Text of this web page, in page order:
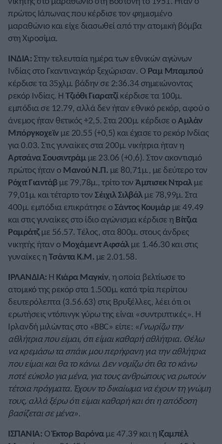
πρώτος Ιάπωνας που κέρδισε τον φημισμένο
μαραθώνιο και είχε διασωθεί από την ατομική βόμβα
στη Χιροσίμα.
ΙΝΔΙΑ:Στην τελευταία ημέρα των εθνικών αγώνων
Ινδίας στο Γκαντιναγκάρ ξεχώρισαν. Ο Ραμ Μπαμπού
κέρδισε τα 35χλμ. βάδην σε 2:36.34 σημειώνοντας
ρεκόρ Ινδίας. ΗΤζιόθι Γιαρατζίκέρδισε τα 100μ.
εμπόδια σε 12.79, αλλά δεν ήταν εθνικό ρεκόρ, αφού ο
άνεμος ήταν θετικός +2,5. Στα 200μ. κέρδισε οΑμλάν
Μπόργκοχεϊνμε 20.55 (+0,5) και έχασε το ρεκόρ Ινδίας
για 0.03. Στις γυναίκες στα 200μ. νικήτρια ήταν η
Αρτσάνα Σουσιντράμμε 23.06 (+0,6). Στον ακοντισμό
πρώτος ήταν ο Μανού Ν.Π. με 80,71μ., με δεύτερο τον
Ρόχιτ Γιαντάβμε 79,78μ., τρίτο τονΆμπισεκ Ντραλμε
79,01μ. και τέταρτο τονΣέιχιλ Σιλβάλμε 78,99μ. Στα
400μ. εμπόδια επικράτησε οΣάντος Κουμάρμε 49.49
και στις γυναίκες στο ίδιο αγώνισμα κέρδισε η Βίτζια
Ραμράτζμε 56.57. Τέλος, στα 800μ. στους άνδρες
νικητής ήταν ο Μοχάμεντ Αφσάλμε 1.46.30 και στις
γυναίκες ηΤσάντα Κ.Μ. με 2.01.58.
ΙΡΛΑΝΔΙΑ: Η Κιάρα Μαγκίν, η οποία βελτίωσε το
ατομικό της ρεκόρ στα 1.500μ. κατά τρία περίπου
δευτερόλεπτα (3.56.63) στις Βρυξέλλες, λέει ότι οι
ερωτήσεις ντόπινγκ γύρω της είναι «συντριπτικές». Η
Ιρλανδή μιλώντας στο «BBC» είπε: «Γνωρίζω την
αθλήτρια που είμαι, ότι είμαι καθαρή αθλήτρια. Θέλω
να κρεμάσω τα σπάικ μου περήφανη για την αθλήτρια
που είμαι και θα το κάνω. Δεν νομίζω ότι θα το κάνω
ποτέ εύκολο για μένα, για τους ανθρώπους να ρωτούν
τέτοια πράγματα. Έχουν το δικαίωμα να έχουν τη γνώμη
τους, αλλά ξέρω ότι είμαι καθαρή και ότι η απόδοση
βασίζεται σε μένα».
ΙΣΠΑΝΙΑ: ΟΈκτορ Βαρόναμε 47.39 και η Ιζαμπέλ